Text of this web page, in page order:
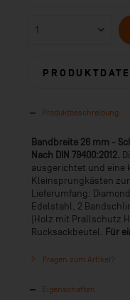
Produktbeschreibung
Bandbreite 26 mm -
Nach DIN 79400:2012.
ausgerichtet und eine
Kleinsprungkästen
Lieferumfang:
Edelstahl, 2
(Holz mit Prallschutz
Rucksackbeutel. Für
Fragen zum Artikel?
Eigenschaften